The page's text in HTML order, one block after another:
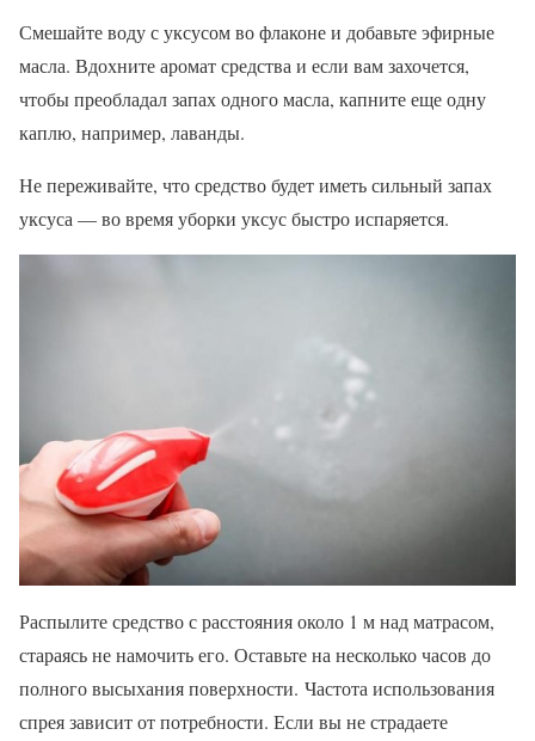
Смешайте воду с уксусом во флаконе и добавьте эфирные
масла. Вдохните аромат средства и если вам захочется,
чтобы преобладал запах одного масла, капните еще одну
каплю, например, лаванды.
Не переживайте, что средство будет иметь сильный запах
уксуса — во время уборки уксус быстро испаряется.
Распылите средство с расстояния около 1 м над матрасом,
стараясь не намочить его. Оставьте на несколько часов до
полного высыхания поверхности. Частота использования
спрея зависит от потребности. Если вы не страдаете